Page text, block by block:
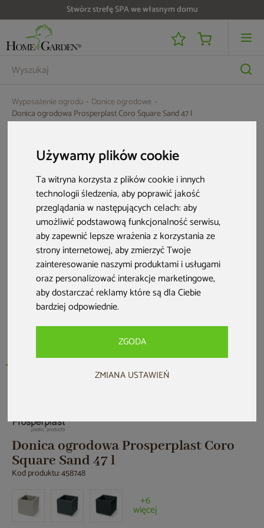
Używamy plików cookie
Ta witryna korzysta z plików cookie i innych
technologii śledzenia, aby poprawić jakość
przeglądania w następujących celach:aby
umożliwić podstawową funkcjonalność serwisu,
aby zapewnić lepsze wrażenia z korzystania ze
strony internetowej,aby zmierzyć Twoje
zainteresowanie naszymi produktami i usługami
oraz personalizować interakcje marketingowe,
aby dostarczać reklamy które są dla Ciebie
bardziej odpowiednie.
ZGODA
ZMIANA USTAWIEŃ
Stwórz strefę SPA we własnym domu
Wyposażenie ogrodu
Donice ogrodowe
Donica ogrodowa Prosperplast Coro Square Sand 47 l
Donica ogrodowa Prosperplast Coro
Square Sand 47 l
Kod produktu: 458748
+6
więcej